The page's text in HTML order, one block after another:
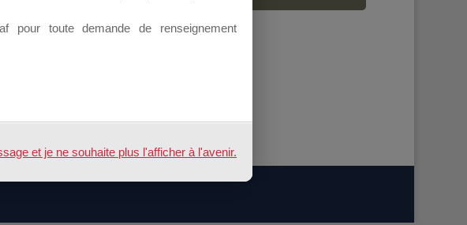
pour toute demande de renseignement
et je ne souhaite plus l'afficher à l'avenir.